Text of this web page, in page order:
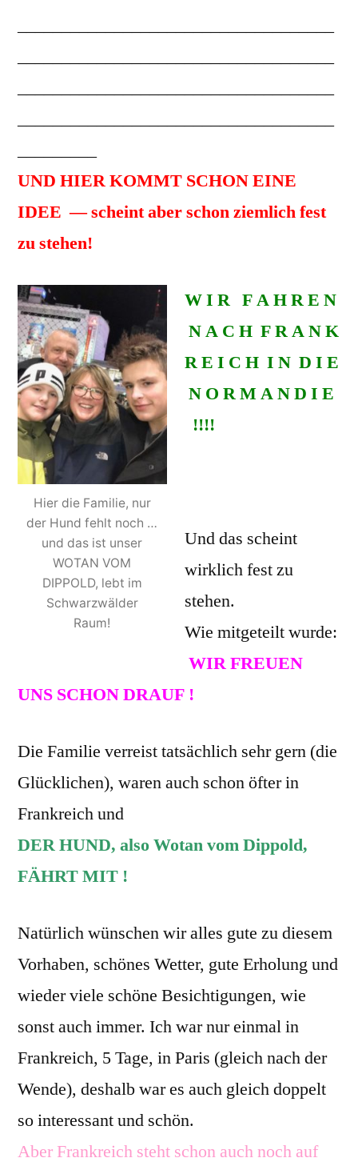
UND HIER KOMMT SCHON EINE
IDEE — scheint aber schon ziemlich fest
zu stehen!
Hier die Familie, nur
der Hund fehlt noch …
und das ist unser
WOTAN VOM
DIPPOLD, lebt im
Schwarzwälder
Raum!
W I R F A H R E N
N A C H F R A N K
R E I C H I N D I E
N O R M A N D I E
!!!!
Und das scheint
wirklich fest zu
stehen.
Wie mitgeteilt wurde:
WIR FREUEN
UNS SCHON DRAUF !
Die Familie verreist tatsächlich sehr gern (die
Glücklichen), waren auch schon öfter in
Frankreich und
DER HUND, also Wotan vom Dippold,
FÄHRT MIT !
Natürlich wünschen wir alles gute zu diesem
Vorhaben, schönes Wetter, gute Erholung und
wieder viele schöne Besichtigungen, wie
sonst auch immer. Ich war nur einmal in
Frankreich, 5 Tage, in Paris (gleich nach der
Wende), deshalb war es auch gleich doppelt
so interessant und schön.
Aber Frankreich steht schon auch noch auf